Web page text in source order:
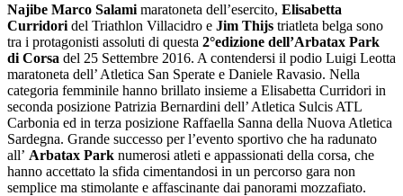
Najibe Marco Salami maratoneta dell’esercito, Elisabetta
Curridori del Triathlon Villacidro e Jim Thijs triatleta belga sono
tra i protagonisti assoluti di questa 2°edizione dell’Arbatax Park
di Corsa del 25 Settembre 2016. A contendersi il podio Luigi Leotta
maratoneta dell’ Atletica San Sperate e Daniele Ravasio. Nella
categoria femminile hanno brillato insieme a Elisabetta Curridori in
seconda posizione Patrizia Bernardini dell’ Atletica Sulcis ATL
Carbonia ed in terza posizione Raffaella Sanna della Nuova Atletica
Sardegna. Grande successo per l’evento sportivo che ha radunato
all’ Arbatax Park numerosi atleti e appassionati della corsa, che
hanno accettato la sfida cimentandosi in un percorso gara non
semplice ma stimolante e affascinante dai panorami mozzafiato.